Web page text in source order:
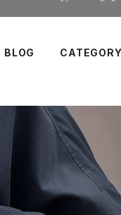
BLOG CATEGORY